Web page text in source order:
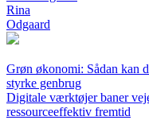
Rina
Odgaard
Grøn økonomi: Sådan kan
styrke genbrug
Digitale værktøjer baner
ressourceeffektiv fremtid